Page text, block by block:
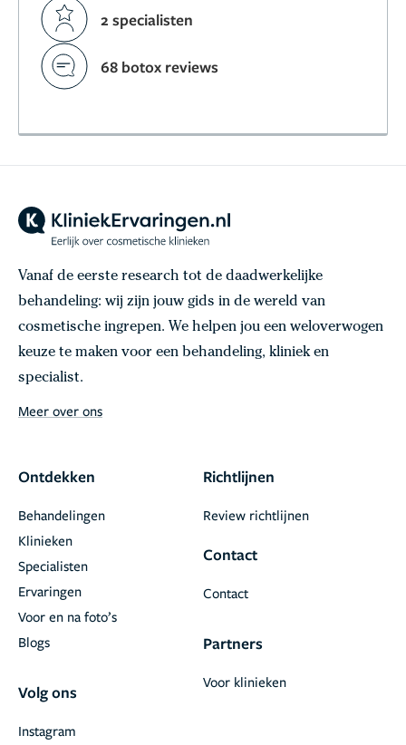
2 specialisten
68 botox reviews
Vanaf de eerste research tot de daadwerkelijke
behandeling: wij zijn jouw gids in de wereld van
cosmetische ingrepen. We helpen jou een weloverwogen
keuze te maken voor een behandeling, kliniek en
specialist.
Meer over ons
Ontdekken
Behandelingen
Klinieken
Specialisten
Ervaringen
Voor en na foto’s
Blogs
Volg ons
Instagram
Richtlijnen
Review richtlijnen
Contact
Contact
Partners
Voor klinieken